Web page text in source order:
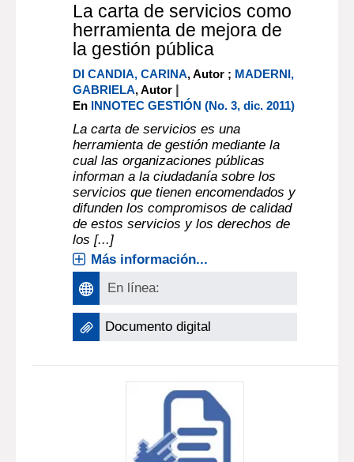
La carta de servicios como
herramienta de mejora de
la gestión pública
DI CANDIA, CARINA, Autor ; MADERNI,
GABRIELA, Autor |
En INNOTEC GESTIÓN (No. 3, dic. 2011)
La carta de servicios es una
herramienta de gestión mediante la
cual las organizaciones públicas
informan a la ciudadanía sobre los
servicios que tienen encomendados y
difunden los compromisos de calidad
de estos servicios y los derechos de
los [...]
Más información...
En línea:
Documento digital